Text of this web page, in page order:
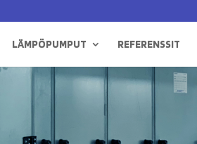
LÄMPÖPUMPUT REFERENSSIT